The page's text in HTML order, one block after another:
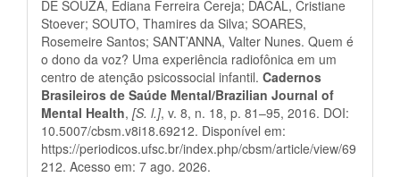
artigo
DE SOUZA, Ediana Ferreira Cereja; DACAL, Cristiane
Stoever; SOUTO, Thamires da Silva; SOARES,
Rosemeire Santos; SANT’ANNA, Valter Nunes. Quem é
o dono da voz? Uma experiência radiofônica em um
centro de atenção psicossocial infantil. Cadernos
Brasileiros de Saúde Mental/Brazilian Journal of
Mental Health, [S. l.], v. 8, n. 18, p. 81–95, 2016. DOI:
10.5007/cbsm.v8i18.69212. Disponível em:
https://periodicos.ufsc.br/index.php/cbsm/article/view/69
212. Acesso em: 7 ago. 2026.